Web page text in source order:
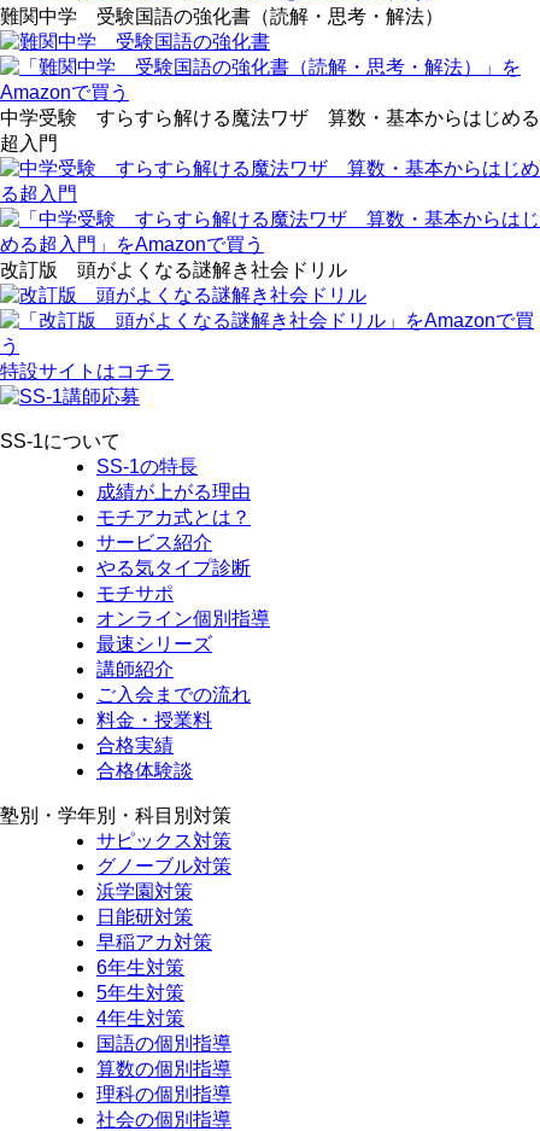
難関中学 受験国語の強化書（読解・思考・解法）
中学受験 すらすら解ける魔法ワザ 算数・基本からはじめる
超入門
改訂版 頭がよくなる謎解き社会ドリル
特設サイトはコチラ
SS-1について
SS-1の特長
成績が上がる理由
モチアカ式とは？
サービス紹介
やる気タイプ診断
モチサポ
オンライン個別指導
最速シリーズ
講師紹介
ご入会までの流れ
料金・授業料
合格実績
合格体験談
塾別・学年別・科目別対策
サピックス対策
グノーブル対策
浜学園対策
日能研対策
早稲アカ対策
6年生対策
5年生対策
4年生対策
国語の個別指導
算数の個別指導
理科の個別指導
社会の個別指導